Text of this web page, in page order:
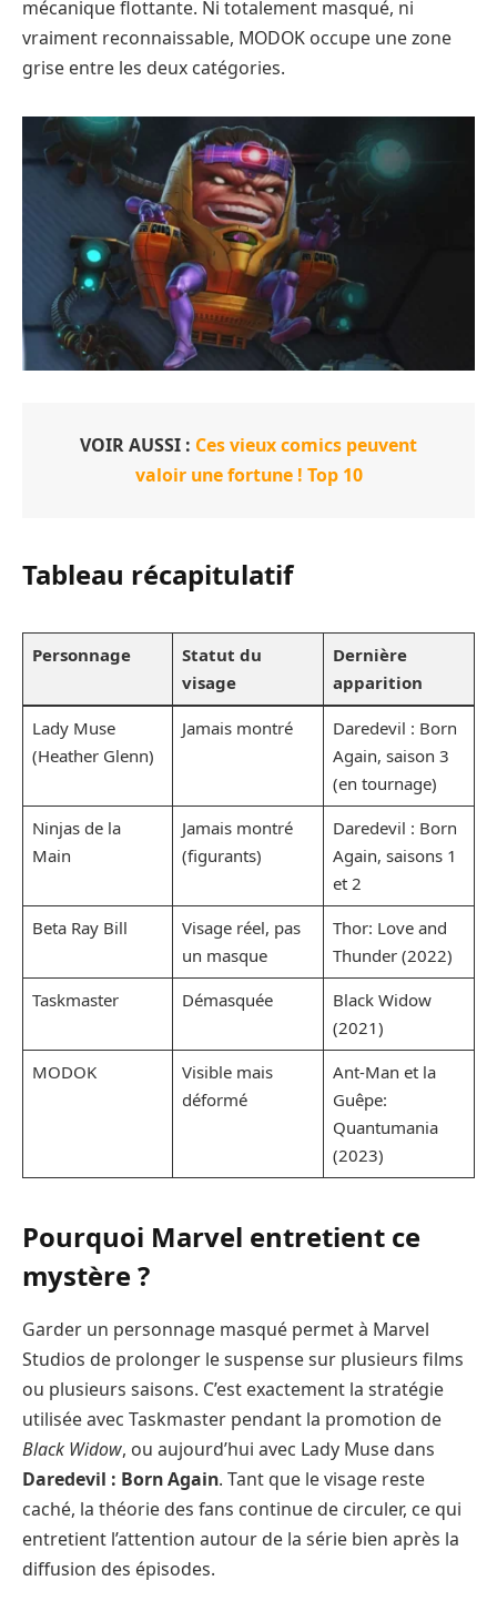
mécanique flottante. Ni totalement masqué, ni
vraiment reconnaissable, MODOK occupe une zone
grise entre les deux catégories.
VOIR AUSSI : Ces vieux comics peuvent
valoir une fortune ! Top 10
Tableau récapitulatif
Personnage
Statut du
visage
Dernière
apparition
Lady Muse
(Heather Glenn)
Jamais montré
Daredevil : Born
Again, saison 3
(en tournage)
Ninjas de la
Main
Jamais montré
(figurants)
Daredevil : Born
Again, saisons 1
et 2
Beta Ray Bill
Visage réel, pas
un masque
Thor: Love and
Thunder (2022)
Taskmaster
Démasquée
Black Widow
(2021)
MODOK
Visible mais
déformé
Ant-Man et la
Guêpe:
Quantumania
(2023)
Pourquoi Marvel entretient ce
mystère ?
Garder un personnage masqué permet à Marvel
Studios de prolonger le suspense sur plusieurs films
ou plusieurs saisons. C’est exactement la stratégie
utilisée avec Taskmaster pendant la promotion de
Black Widow, ou aujourd’hui avec Lady Muse dans
Daredevil : Born Again. Tant que le visage reste
caché, la théorie des fans continue de circuler, ce qui
entretient l’attention autour de la série bien après la
diffusion des épisodes.